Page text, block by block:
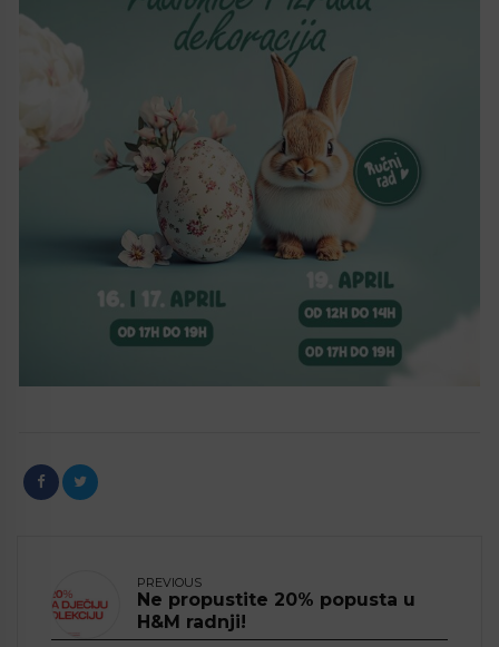
PREVIOUS
Ne propustite 20% popusta u
H&M radnji!